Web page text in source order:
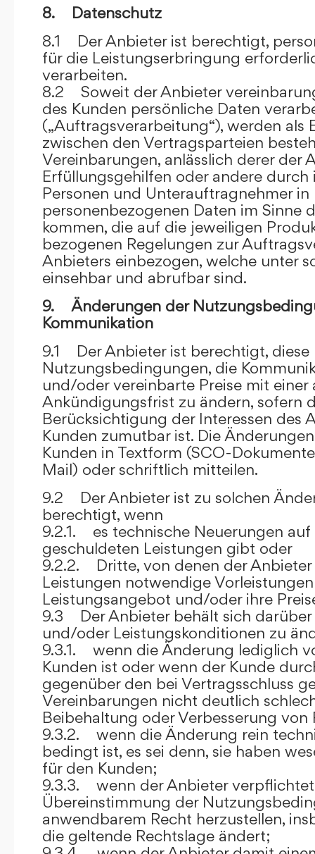
8. Datenschutz
8.1 Der Anbieter ist berechtigt,
für die Leistungserbringung
verarbeiten.
8.2 Soweit der Anbieter
des Kunden persönliche Daten
(„Auftragsverarbeitung“), werden als
zwischen den Vertragsparteien
Vereinbarungen, anlässlich derer der
Erfüllungsgehilfen oder andere
Personen und Unterauftragnehmer
personenbezogenen Daten im Sinne
kommen, die auf die jeweiligen
bezogenen Regelungen zur
Anbieters einbezogen, welche unter
einsehbar und abrufbar sind.
9. Änderungen der
Kommunikation
9.1 Der Anbieter ist berechtigt, diese
Nutzungsbedingungen, die
und/oder vereinbarte Preise mit einer
Ankündigungsfrist zu ändern, sofern
Berücksichtigung der Interessen des
Kunden zumutbar ist. Die
Kunden in Textform (SCO-
Mail) oder schriftlich mitteilen.
9.2 Der Anbieter ist zu solchen
berechtigt, wenn
9.2.1. es technische Neuerungen
geschuldeten Leistungen gibt oder
9.2.2. Dritte, von denen der Anbieter
Leistungen notwendige
Leistungsangebot und/oder ihre
9.3 Der Anbieter behält sich darüber
und/oder Leistungskonditionen zu
9.3.1. wenn die Änderung lediglich
Kunden ist oder wenn der Kunde
gegenüber den bei Vertragsschluss
Vereinbarungen nicht deutlich
Beibehaltung oder Verbesserung
9.3.2. wenn die Änderung rein
bedingt ist, es sei denn, sie haben
für den Kunden;
9.3.3. wenn der Anbieter verpflichtet
Übereinstimmung der
anwendbarem Recht herzustellen,
die geltende Rechtslage ändert;